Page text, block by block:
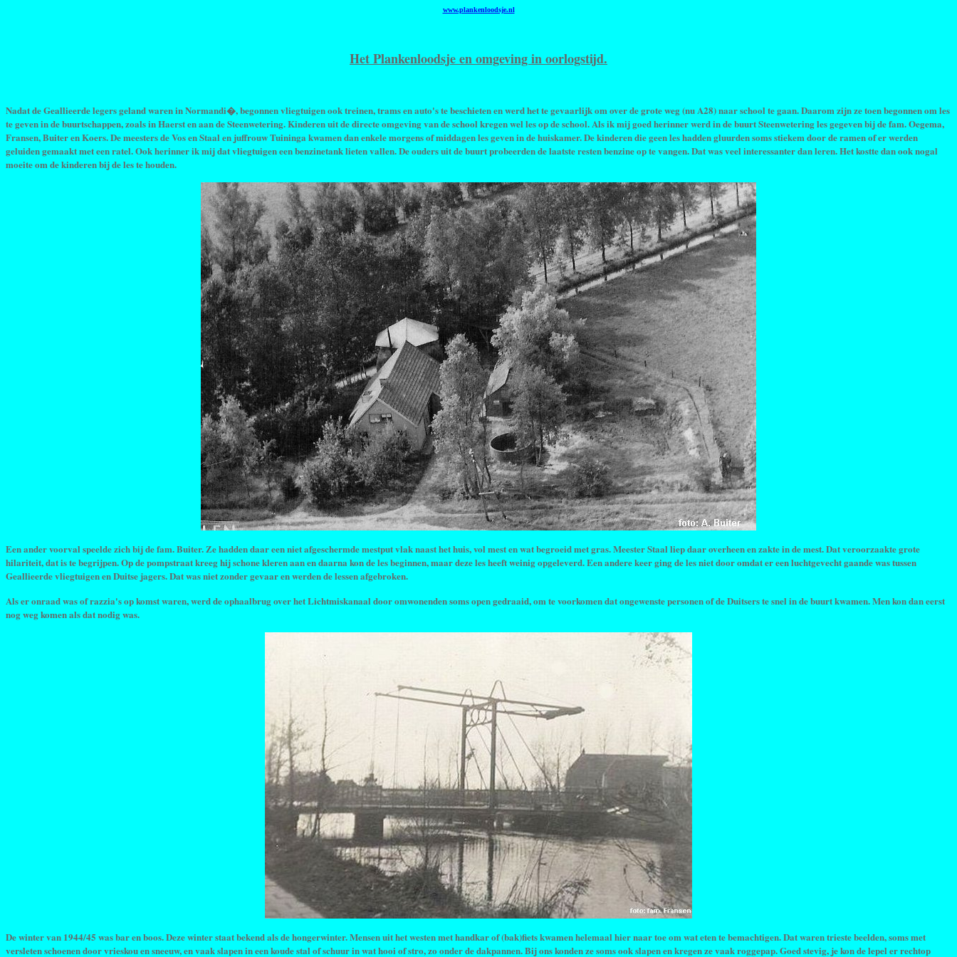
www.plankenloodsje.nl
Het Plankenloodsje en omgeving in oorlogstijd.
Nadat de Geallieerde legers geland waren in Normandi�, begonnen vliegtuigen ook treinen, trams en auto's te beschieten en werd het te gevaarlijk om over de grote weg (nu A28) naar school te gaan. Daarom zijn ze toen begonnen om les
te geven in de buurtschappen, zoals in Haerst en aan de Steenwetering. Kinderen uit de directe omgeving van de school kregen wel les op de school. Als ik mij goed herinner werd in de buurt Steenwetering les gegeven bij de fam. Oegema,
Fransen, Buiter en Koers. De meesters de Vos en Staal en juffrouw Tuininga kwamen dan enkele morgens of middagen les geven in de huiskamer. De kinderen die geen les hadden gluurden soms stiekem door de ramen of er werden
geluiden gemaakt met een ratel. Ook herinner ik mij dat vliegtuigen een benzinetank lieten vallen. De ouders uit de buurt probeerden de laatste resten benzine op te vangen. Dat was veel interessanter dan leren. Het kostte dan ook nogal
moeite om de kinderen bij de les te houden.
Een ander voorval speelde zich bij de fam. Buiter. Ze hadden daar een niet afgeschermde mestput vlak naast het huis, vol mest en wat begroeid met gras. Meester Staal liep daar overheen en zakte in de mest. Dat veroorzaakte grote
hilariteit, dat is te begrijpen. Op de pompstraat kreeg hij schone kleren aan en daarna kon de les beginnen, maar deze les heeft weinig opgeleverd. Een andere keer ging de les niet door omdat er een luchtgevecht gaande was tussen
Geallieerde vliegtuigen en Duitse jagers. Dat was niet zonder gevaar en werden de lessen afgebroken.
Als er onraad was of razzia's op komst waren, werd de ophaalbrug over het Lichtmiskanaal door omwonenden soms open gedraaid, om te voorkomen dat ongewenste personen of de Duitsers te snel in de buurt kwamen. Men kon dan eerst
nog weg komen als dat nodig was.
De winter van 1944/45 was bar en boos. Deze winter staat bekend als de hongerwinter. Mensen uit het westen met handkar of (bak)fiets kwamen helemaal hier naar toe om wat eten te bemachtigen. Dat waren trieste beelden, soms met
versleten schoenen door vrieskou en sneeuw, en vaak slapen in een koude stal of schuur in wat hooi of stro, zo onder de dakpannen. Bij ons konden ze soms ook slapen en kregen ze vaak roggepap. Goed stevig, je kon de lepel er rechtop